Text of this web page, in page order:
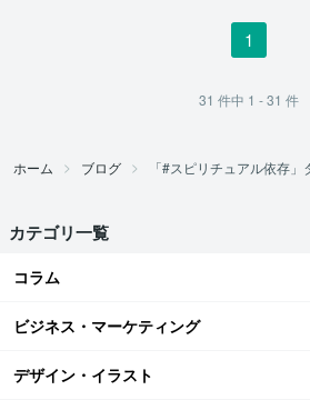
1
31 件中 1 - 31 件
ホーム ブログ 「#スピリチュアル依存」
カテゴリ一覧
コラム
ビジネス・マーケティング
デザイン・イラスト